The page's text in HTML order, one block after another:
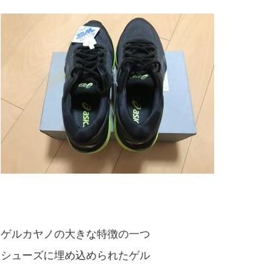
ゲルカヤノの大きな特徴の一つ
シューズに埋め込められたゲル